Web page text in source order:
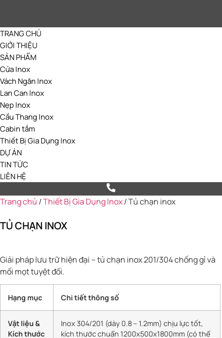
TRANG CHỦ
GIỚI THIỆU
SẢN PHẨM
Cửa Inox
Vách Ngăn Inox
Lan Can Inox
Nẹp Inox
Cầu Thang Inox
Cabin tắm
Thiết Bị Gia Dụng Inox
DỰ ÁN
TIN TỨC
LIÊN HỆ
Trang chủ /Thiết Bị Gia Dụng Inox/ Tủ chạn inox
TỦ CHẠN INOX
Giải pháp lưu trữ hiện đại – tủ chạn inox 201/304 chống gỉ và
mối mọt tuyệt đối.
Hạng mục Chi tiết thông số
Vật liệu &
Kích thước
Inox 304/201 (dày 0.8 – 1.2mm) chịu lực tốt,
kích thước chuẩn 1200x500x1800mm (có thể